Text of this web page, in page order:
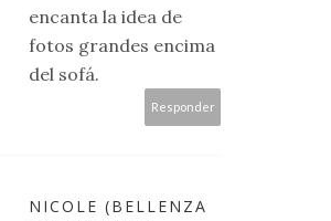
encanta la idea de
fotos grandes encima
del sofá.
Responder
NICOLE (BELLENZA